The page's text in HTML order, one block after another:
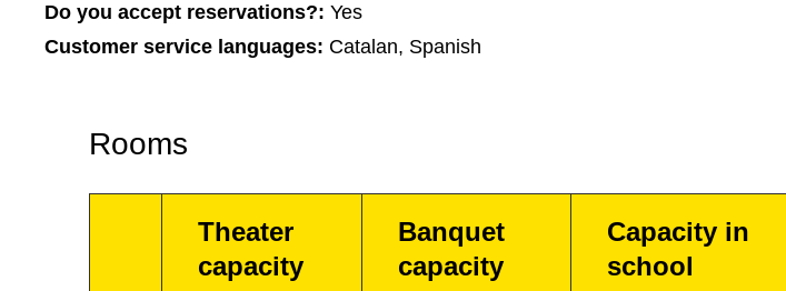
Do you accept reservations?: Yes
Customer service languages: Catalan, Spanish
Rooms
Theater
capacity
Banquet
capacity
Capacity in
school